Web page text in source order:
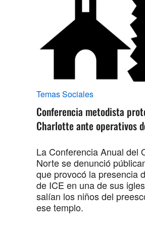
Temas Sociales
Conferencia metodista
Charlotte ante operativos
La Conferencia Anual del
Norte se denunció
que provocó la presencia
de ICE en una de sus
salían los niños del
ese templo.